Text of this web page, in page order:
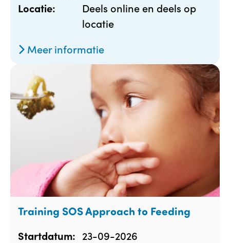
Locatie:
Deels online en deels op
locatie
Meer informatie
Training SOS Approach to Feeding
Startdatum: 23-09-2026